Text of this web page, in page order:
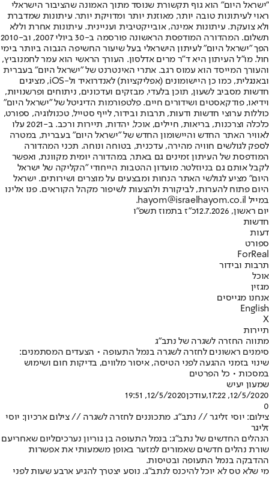
"ישראל היום" הוא גוף תקשורת שנוסד מתוך האמונה שהציבור הישראלי
ראוי לעיתונות טובה יותר, מאוזנת יותר ומדויקת יותר. עיתונות שמדברת
ולא צועקת. עיתונות אמינה, אובייקטיבית ועניינית. עיתונות אחרת וללא
תשלום. המהדורה המודפסת הראשונה פורסמה ב-30 ביולי 2007, וב-2010
הפך "ישראל היום" לעיתון הישראלי בעל שיעור החשיפה הגבוה ביותר בימי
חול. מו"ל העיתון היא ד"ר מרים אדלסון. העורך הראשי הוא עמר לחמנוביץ,
והעורך המייסד הוא עמוס רגב. אתרי האינטרנט של "ישראל היום" בעברית
ובאנגלית, כמו כן היישומונים (אפליקציות) לאנדרואיד ול-iOS, מציגים
חדשות מסביב לשעון, תוכן בלעדי, מבזקים ועדכונים, ניתוחים ופרשנויות,
וידיאו, פודקאסטים ושידורים חיים. פלטפורמות הדיגיטל של "ישראל היום"
כוללות ערוצי חדשות ודעות, תרבות ובידור, לייף סטייל, טכנולוגיה, ספורט,
כלכלה וצרכנות, בריאות, חיילים, אוכל, יהדות, תיירות ורכב. ב-2021 עלו
לאוויר האתר החדש והיישומון החדש של "ישראל היום" בעברית, במטרה
לספק לגולשים חוויה מהירה, עדכנית, בטוחה ונוחה. תכני המהדורה
המודפסת של העיתון זמינים גם באתר, במהדורה יומית מקוונת, ואפשר
לקבל אותם גם בניוזלטר. מועדון ההטבות הייחודי "הקליקה של ישראל
היום" מציע לגולשי האתר הנחות ומבצעים על מוצרים ושירותים. ישראל
היום פתוח להערות, לביקורת ולהצעות לשיפור מקהל הקוראים. פנו אלינו
במייל hayom@israelhayom.co.il.
יום ראשון, 12.7.2026
כ"ז בתמוז תשפ"ו
חדשות
דעות
ספורט
ForReal
תרבות ובידור
אוכל
מגזין
אנחנו מגייסים
English
X
תיירות
מתווה החזרה לשגרה של נתב"ג
סימנים ראשונים לחזרה לשגרה בנמל התעופה • הצעדים המסתמנים:
שינוי בזמני ההגעה לפני הטיסה, איסור מלווים, בדיקות חום ושימוש
במסכות • כל הפרטים
שמעון יעיש
12/5/2020, 17:22
,עודכן12/5/2020, 19:51
0
צילום: יוסי זליגר // נתב"ג. מתכוננים לחזרה לשגרה // צילום ארכיון: יוסי
זליגר
הנהלים החדשים של נתב"ג: בנמל התעופה בן גוריון נערכיםליום שאחריעם
שורת נהלים חדשים שאמורים למזער באופן משמעותי את אפשרות
ההדבקה בנמל התעופה ובטיסות.
מי שלא טס לא יוכל להיכנס לנתב"ג. נוסע יצטרך להגיע ארבע שעות לפני